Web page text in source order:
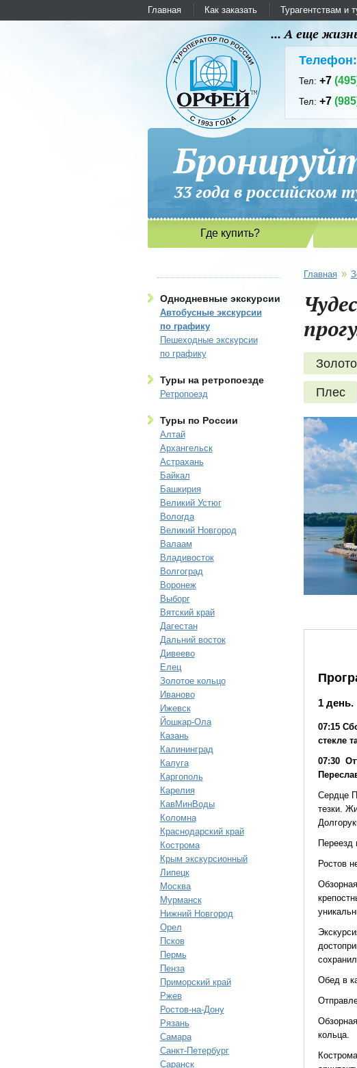
Главная Как заказать Турагентствам и
... А еще
Телефон:
Тел:+7
Тел:+7
33 года в
Где купить?
Однодневные экскурсии
Автобусные экскурсии
по графику
Пешеходные экскурсии
по графику
Туры на ретропоезде
Ретропоезд
Туры по России
Алтай
Архангельск
Астрахань
Байкал
Башкирия
Великий Устюг
Вологда
Великий Новгород
Валаам
Владивосток
Волгоград
Воронеж
Выборг
Вятский край
Дагестан
Дальний восток
Дивеево
Елец
Золотое кольцо
Иваново
Ижевск
Йошкар-Ола
Казань
Калининград
Калуга
Каргополь
Карелия
КавМинВоды
Коломна
Краснодарский край
Кострома
Крым экскурсионный
Липецк
Москва
Мурманск
Нижний Новгород
Орел
Псков
Пермь
Пенза
Приморский край
Ржев
Ростов-на-Дону
Рязань
Самара
Санкт-Петербург
Саранск
Главная »
Плес
1 день.
07:15
стекле
07:30
Сердце
тезки.
Переезд
Ростов
Обед в
кольца.